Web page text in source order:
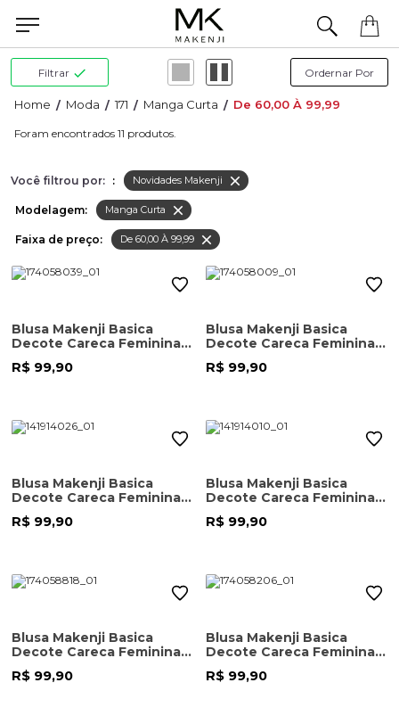
Filtrar
Moda 171 Manga Curta De 60,00 À 99,99
11
Você filtrou por: : Novidades Makenji
Modelagem: Manga Curta
Faixa de preço: De 60,00 À 99,99
Blusa Makenji Basica
Decote Careca Feminina
Marrom
R$ 99,90
Blusa Makenji Basica
Decote Careca Feminina
Cinza Grafite
R$ 99,90
Blusa Makenji Basica
Decote Careca Feminina
Azul Marinho
R$ 99,90
Blusa Makenji Basica
Decote Careca Feminina
Preta
R$ 99,90
Blusa Makenji Basica
Decote Careca Feminina
Azul Bic
R$ 99,90
Blusa Makenji Basica
Decote Careca Feminina
Goiaba
R$ 99,90